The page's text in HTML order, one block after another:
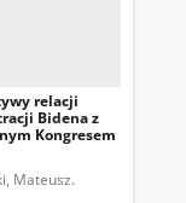
relacji
Bidena z
Kongresem
Mateusz.